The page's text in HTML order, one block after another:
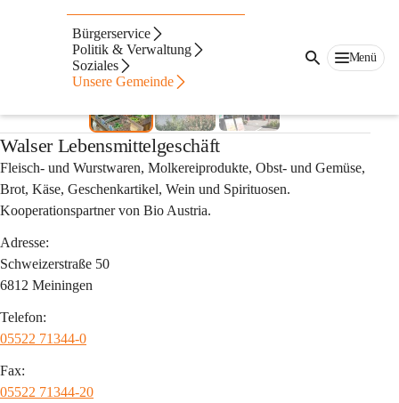
Bürgerservice
Politik & Verwaltung
Soziales
Unsere Gemeinde
Menü
Nahversorger
Walser Lebensmittelgeschäft
Fleisch- und Wurstwaren, Molkereiprodukte, Obst- und Gemüse,
Brot, Käse, Geschenkartikel, Wein und Spirituosen.
Kooperationspartner von Bio Austria.
Adresse:
Schweizerstraße 50
6812 Meiningen
Telefon:
05522 71344-0
Fax:
05522 71344-20